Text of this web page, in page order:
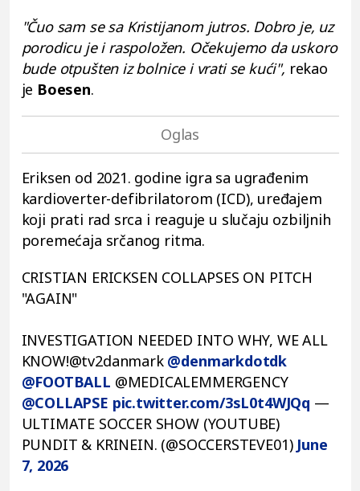
"Čuo sam se sa Kristijanom jutros. Dobro je, uz
porodicu je i raspoložen. Očekujemo da uskoro
bude otpušten iz bolnice i vrati se kući", rekao
je Boesen.
Eriksen od 2021. godine igra sa ugrađenim
kardioverter-defibrilatorom (ICD), uređajem
koji prati rad srca i reaguje u slučaju ozbiljnih
poremećaja srčanog ritma.
CRISTIAN ERICKSEN COLLAPSES ON PITCH
"AGAIN"
INVESTIGATION NEEDED INTO WHY, WE ALL
KNOW!@tv2danmark @denmarkdotdk
@FOOTBALL @MEDICALEMMERGENCY
@COLLAPSE pic.twitter.com/3sL0t4WJQq —
ULTIMATE SOCCER SHOW (YOUTUBE)
PUNDIT & KRINEIN. (@SOCCERSTEVE01) June
7, 2026